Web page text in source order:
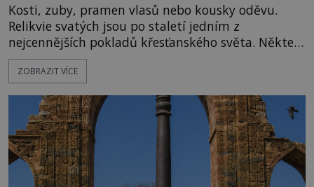
Kosti, zuby, pramen vlasů nebo kousky oděvu.
Relikvie svatých jsou po staletí jedním z
nejcennějších pokladů křesťanského světa. Některé
mají pečlivě doloženou historii, jiné provází
záhady, krádeže i nečekané objevy. Jejich osudy
o skutečné historické události. Ve středověké
Evropě mají relikvie mimořádnou hodnotu. Nejsou
jen předmětem úcty
ZOBRAZIT VÍCE